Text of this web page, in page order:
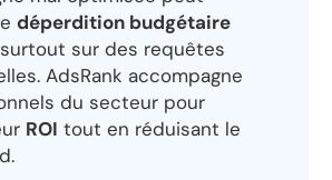
déperdition budgétaire
sur des requêtes
AdsRank accompagne
du secteur pour
ROI tout en réduisant le